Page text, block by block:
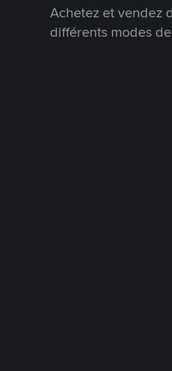
Achetez et vendez
différents modes